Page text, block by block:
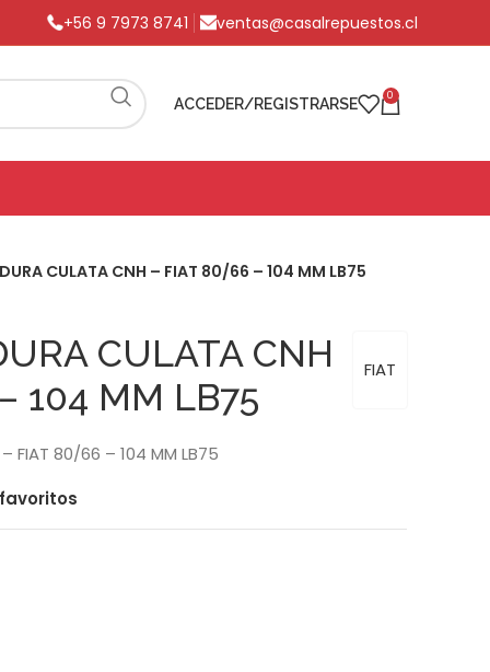
+56 9 7973 8741 ventas@casalrepuestos.cl
ACCEDER/REGISTRARSE 0
CULATA CNH – FIAT 80/66 – 104 MM LB75
FIAT
CULATA CNH
104 MM LB75
– FIAT 80/66 – 104 MM LB75